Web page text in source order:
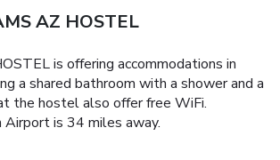
AZ HOSTEL
is offering accommodations in
a shared bathroom with a shower and a
the hostel also offer free WiFi.
is 34 miles away.